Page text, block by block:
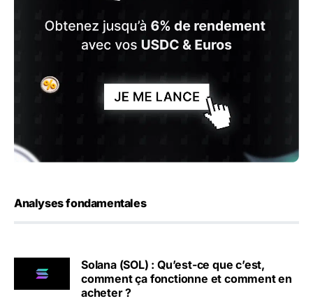
Analyses fondamentales
Solana (SOL) : Qu’est-ce que c’est,
comment ça fonctionne et comment en
acheter ?